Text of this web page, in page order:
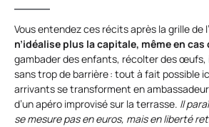
Vous entendez ces récits après la grille de
n’idéalise plus la capitale, même en cas
gambader des enfants, récolter des
sans trop de barrière : tout à fait possible
arrivants se transforment en
d’un apéro improvisé sur la terrasse. Il
se mesure pas en euros, mais en liberté